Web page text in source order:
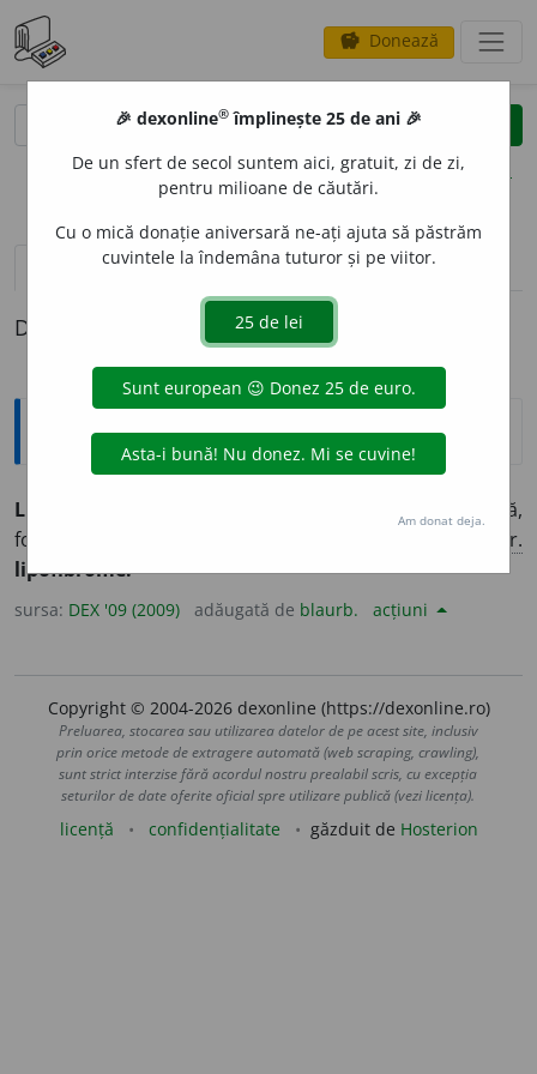
savings Donează
clear
opțiuni
definiții (1)
Definiția cu ID-ul 864583:
Explicative DEX
LIPOFIBR
) Tumoare mixtă,
formată din țesut adipos și țesut fibros. – Din
fr.
lipofibrome.
sursa: DEX '09 (2009) adăugată de blaurb. acțiuni
Copyright © 2004-2026 dexonline (https://dexonline.ro)
Preluarea, stocarea sau utilizarea datelor de pe acest site, inclusiv
prin orice metode de extragere automată (web scraping, crawling),
sunt strict interzise fără acordul nostru prealabil scris, cu excepția
seturilor de date oferite oficial spre utilizare publică (vezi licența).
licență confidențialitate găzduit de Hosterion
🎉 dexonline® împlinește 25 de ani 🎉
De un sfert de secol suntem aici, gratuit, zi de zi,
pentru milioane de căutări.
Cu o mică donație aniversară ne-ați ajuta să păstrăm
cuvintele la îndemâna tuturor și pe viitor.
Am donat deja.